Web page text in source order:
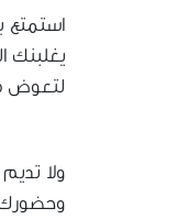
استمتع
يغلبنك
لتعوض
ولا
وحضورك